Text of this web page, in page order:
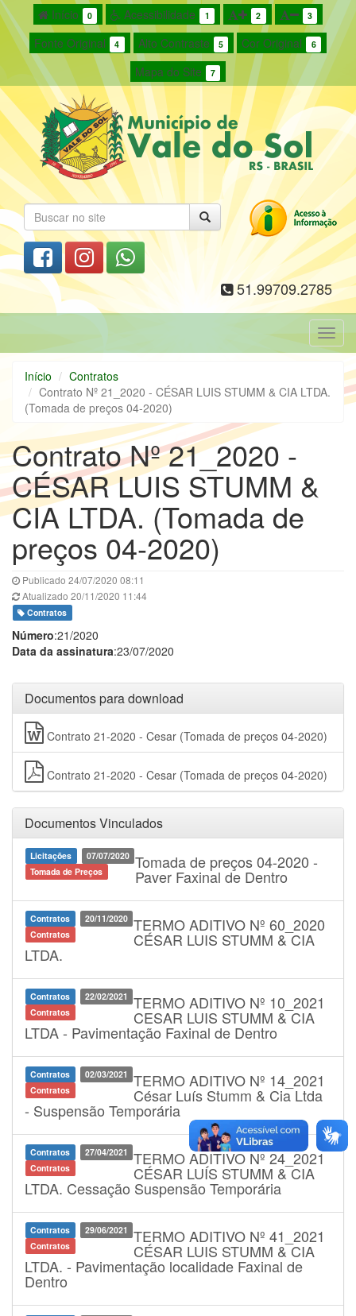
Início 0 Acessibilidade 1 2 3
Fonte Original 4 Alto Contraste 5 Cor Original 6
Mapa do Site 7
51.99709.2785
Início
Contratos
Contrato Nº 21_2020 - CÉSAR LUIS STUMM & CIA LTDA.
(Tomada de preços 04-2020)
Contrato Nº 21_2020 -
CÉSAR LUIS STUMM &
CIA LTDA. (Tomada de
preços 04-2020)
Publicado 24/07/2020 08:11
Atualizado 20/11/2020 11:44
Contratos
Número:21/2020
Data da assinatura:23/07/2020
Documentos para download
Contrato 21-2020 - Cesar (Tomada de preços 04-2020)
Contrato 21-2020 - Cesar (Tomada de preços 04-2020)
Documentos Vinculados
Licitações
07/07/2020
Tomada de Preços
Tomada de preços 04-2020 -
Paver Faxinal de Dentro
Contratos
20/11/2020
Contratos
TERMO ADITIVO Nº 60_2020
CÉSAR LUIS STUMM & CIA
LTDA.
Contratos
22/02/2021
Contratos
TERMO ADITIVO Nº 10_2021
CESAR LUIS STUMM & CIA
LTDA - Pavimentação Faxinal de Dentro
Contratos
02/03/2021
Contratos
TERMO ADITIVO Nº 14_2021
César Luís Stumm & Cia Ltda
- Suspensão Temporária
Contratos
27/04/2021
Contratos
TERMO ADITIVO Nº 24_2021
CÉSAR LUÍS STUMM & CIA
LTDA. Cessação Suspensão Temporária
Contratos
29/06/2021
Contratos
TERMO ADITIVO Nº 41_2021
CÉSAR LUIS STUMM & CIA
LTDA. - Pavimentação localidade Faxinal de
Dentro